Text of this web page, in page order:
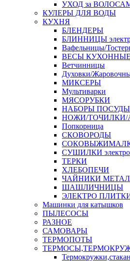
УХОД за
КУЛЕРЫ ДЛЯ ВОДЫ
КУХНЯ
БЛЕНДЕРЫ
БЛИННИЦЫ
Вафельницы/
ВЕСЫ КУХОННЫЕ/
Ветчинницы
Духовки/
МИКСЕРЫ
Мультиварки
МЯСОРУБКИ
НАБОРЫ ПОСУДЫ
НОЖИ/ТОЧИЛКИ/
Попкорница
СКОВОРОДЫ
СУШИЛКИ электро
ТЕРКИ
ХЛЕБОПЕЧИ
ЧАЙНИКИ
ШАШЛИЧНИЦЫ
ЭЛЕКТРО
Машинки для катышков
ПЫЛЕСОСЫ
РАЗНОЕ
САМОВАРЫ
ТЕРМОПОТЫ